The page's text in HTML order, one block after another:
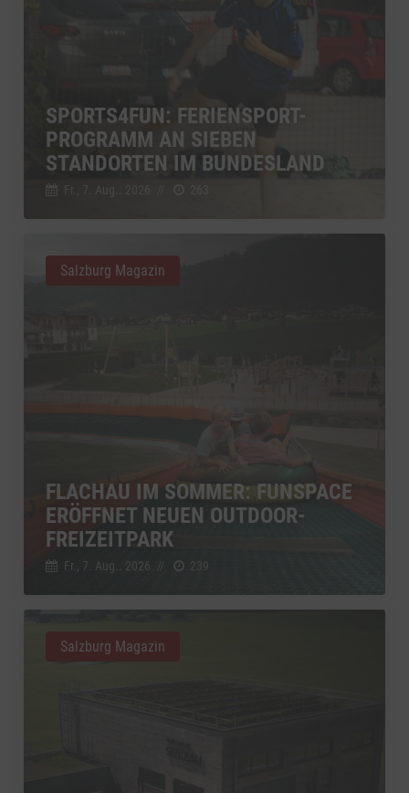
SPORTS4FUN: FERIENSPORT-
PROGRAMM AN SIEBEN
STANDORTEN IM BUNDESLAND
Fr., 7. Aug.. 2026 263
FLACHAU IM SOMMER: FUNSPACE
ERÖFFNET NEUEN OUTDOOR-
FREIZEITPARK
Fr., 7. Aug.. 2026 // 239
Salzburg Magazin
Salzburg Magazin